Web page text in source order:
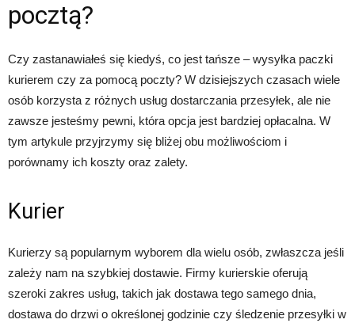
pocztą?
Czy zastanawiałeś się kiedyś, co jest tańsze – wysyłka paczki
kurierem czy za pomocą poczty? W dzisiejszych czasach wiele
osób korzysta z różnych usług dostarczania przesyłek, ale nie
zawsze jesteśmy pewni, która opcja jest bardziej opłacalna. W
tym artykule przyjrzymy się bliżej obu możliwościom i
porównamy ich koszty oraz zalety.
Kurier
Kurierzy są popularnym wyborem dla wielu osób, zwłaszcza jeśli
zależy nam na szybkiej dostawie. Firmy kurierskie oferują
szeroki zakres usług, takich jak dostawa tego samego dnia,
dostawa do drzwi o określonej godzinie czy śledzenie przesyłki w